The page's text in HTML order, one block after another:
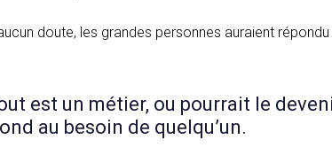
doute, les grandes personnes auraient répondu
est un métier, ou pourrait le
au besoin de quelqu’un.